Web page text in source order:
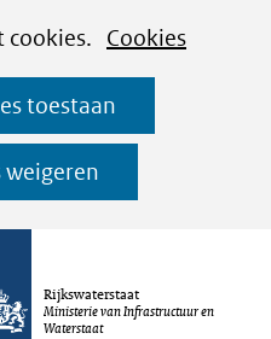
cookies. Cookies
toestaan
weigeren
Ga
naar
de
inhoud
Rijkswaterstaat
Ministerie van Infrastructuur en
Waterstaat